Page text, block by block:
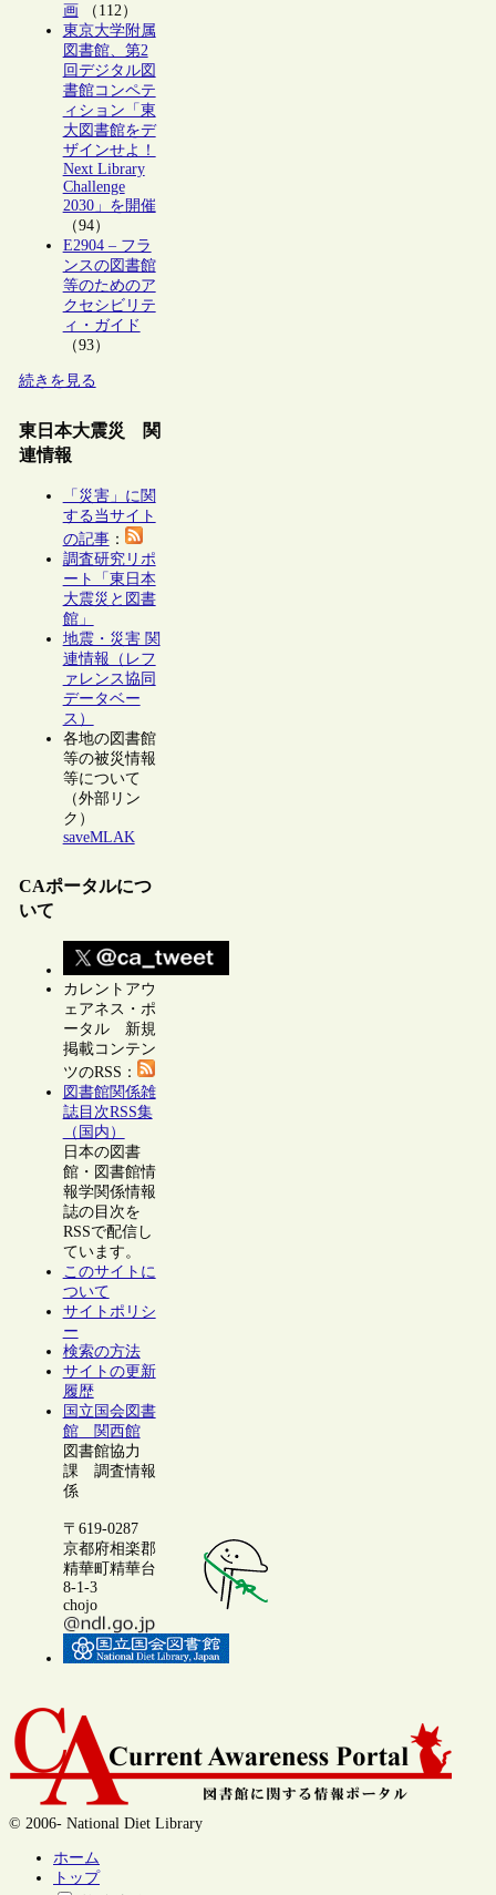
画 （112）
東京大学附属
図書館、第2
回デジタル図
書館コンペテ
ィション「東
大図書館をデ
ザインせよ！
Next Library
Challenge
2030」を開催
（94）
E2904 – フラ
ンスの図書館
等のためのア
クセシビリテ
ィ・ガイド
（93）
続きを見る
東日本大震災 関
連情報
「災害」に関
する当サイト
の記事：
調査研究リポ
ート「東日本
大震災と図書
館」
地震・災害 関
連情報（レフ
ァレンス協同
データベー
ス）
各地の図書館
等の被災情報
等について
（外部リン
ク）
saveMLAK
CAポータルにつ
いて
カレントアウ
ェアネス・ポ
ータル 新規
掲載コンテン
ツのRSS：
図書館関係雑
誌目次RSS集
（国内）
日本の図書
館・図書館情
報学関係情報
誌の目次を
RSSで配信し
ています。
このサイトに
ついて
サイトポリシ
ー
検索の方法
サイトの更新
履歴
国立国会図書
館 関西館
図書館協力
課 調査情報
係
〒619-0287
京都府相楽郡
精華町精華台
8-1-3
chojo
© 2006- National Diet Library
ホーム
トップ